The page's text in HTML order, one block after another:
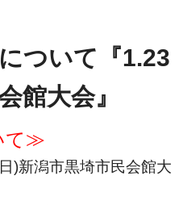
ついて『1.23
館大会』
て≫
)新潟市黒埼市民会館大